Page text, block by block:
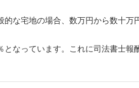
な宅地の場合、数万円から数十万
なっています。これに司法書士報